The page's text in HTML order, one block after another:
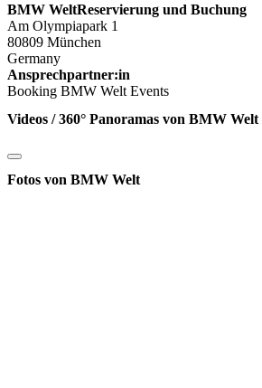
BMW WeltReservierung und Buchung
Am Olympiapark 1
80809 München
Germany
Ansprechpartner:in
Booking BMW Welt Events
Videos / 360° Panoramas von BMW Welt
Fotos von BMW Welt